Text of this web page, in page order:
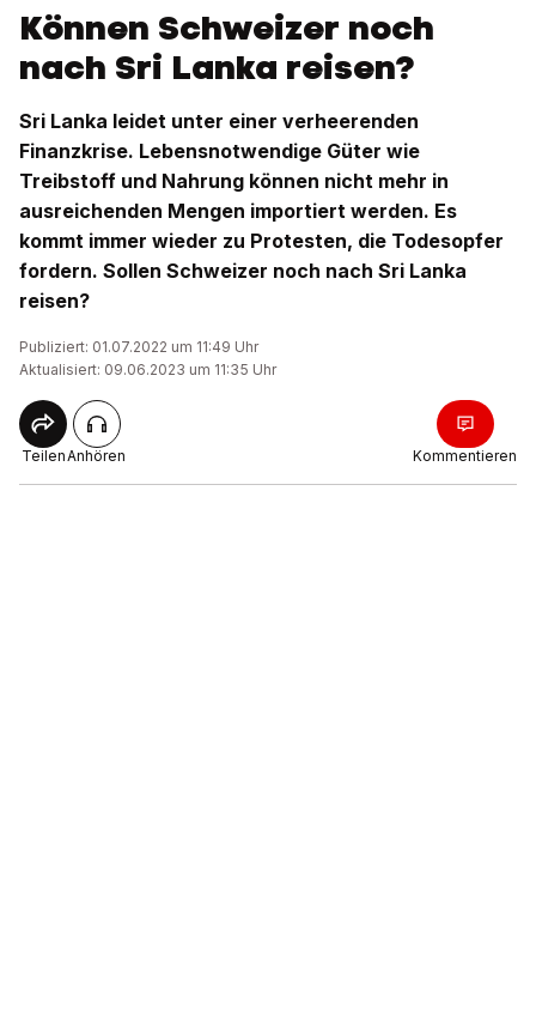
Können Schweizer noch
nach Sri Lanka reisen?
Sri Lanka leidet unter einer verheerenden
Finanzkrise. Lebensnotwendige Güter wie
Treibstoff und Nahrung können nicht mehr in
ausreichenden Mengen importiert werden. Es
kommt immer wieder zu Protesten, die Todesopfer
fordern. Sollen Schweizer noch nach Sri Lanka
reisen?
Publiziert: 01.07.2022 um 11:49 Uhr
Aktualisiert: 09.06.2023 um 11:35 Uhr
TeilenAnhören Kommentieren